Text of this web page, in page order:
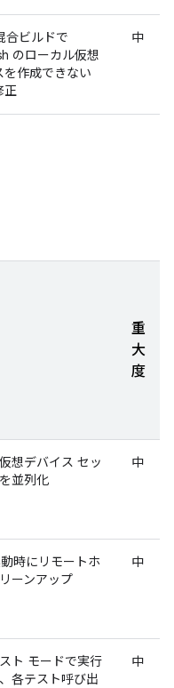
合ビルドで
のローカル仮想
を作成できない
正
中
重
大
度
想デバイス セッ
並列化
中
時にリモートホ
ーンアップ
中
ト モードで実行
各テスト呼び出
中